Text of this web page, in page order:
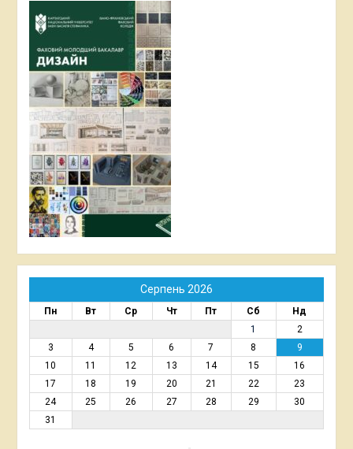
Серпень 2026
Пн Вт Ср Чт Пт Сб
Нд
1
2
3
4 5 6 7 8
9
10
11 12 13 14 15
16
17
18 19 20 21 22
23
24
25 26 27 28 29
30
31